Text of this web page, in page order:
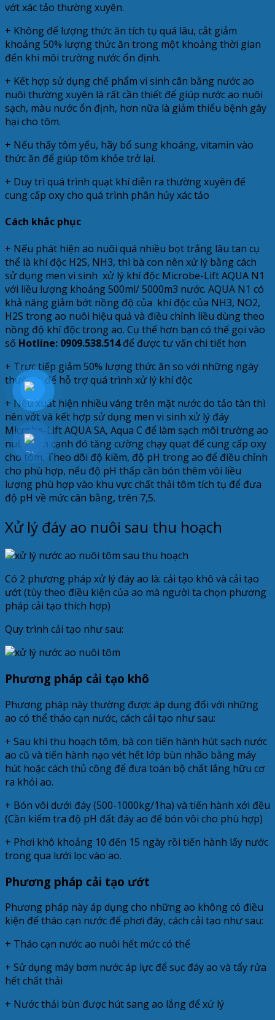
vớt xác tảo thường xuyên.
+ Không để lượng thức ăn tích tụ quá lâu, cắt giảm
khoảng 50% lượng thức ăn trong một khoảng thời gian
đến khi môi trường nước ổn định.
+ Kết hợp sử dụng chế phẩm vi sinh cân bằng nước ao
nuôi thường xuyên là rất cần thiết để giúp nước ao nuôi
sạch, màu nước ổn định, hơn nữa là giảm thiểu bệnh gây
hại cho tôm.
+ Nếu thấy tôm yếu, hãy bổ sung khoáng, vitamin vào
thức ăn để giúp tôm khỏe trở lại.
+ Duy trì quá trình quạt khí diễn ra thường xuyên để
cung cấp oxy cho quá trình phân hủy xác tảo
Cách khắc phục
+ Nếu phát hiện ao nuôi quá nhiều bọt trắng lâu tan cụ
thể là khí độc H2S, NH3, thì bà con nên xử lý bằng cách
sử dụng men vi sinh xử lý khí độc Microbe-Lift AQUA N1
với liều lượng khoảng 500ml/ 5000m3 nước. AQUA N1 có
khả năng giảm bớt nồng độ của khí độc của NH3, NO2,
H2S trong ao nuôi hiệu quả và điều chỉnh liều dùng theo
nồng độ khí độc trong ao. Cụ thể hơn bạn có thể gọi vào
số Hotline: 0909.538.514để được tư vấn chi tiết hơn
+ Trực tiếp giảm 50% lượng thức ăn so với những ngày
thường, để hỗ trợ quá trình xử lý khí độc
+ Nếu xuất hiện nhiều váng trên mặt nước do tảo tàn thì
nên vớt và kết hợp sử dụng men vi sinh xử lý đáy
Microbe-Lift AQUA SA, Aqua C để làm sạch môi trường ao
nuôi. Bên cạnh đó tăng cường chạy quạt để cung cấp oxy
cho tôm. Theo dõi độ kiềm, độ pH trong ao để điều chỉnh
cho phù hợp, nếu độ pH thấp cần bón thêm vôi liều
lượng phù hợp vào khu vực chất thải tôm tích tụ để đưa
độ pH về mức cân bằng, trên 7,5.
Xử lý đáy ao nuôi sau thu hoạch
Có 2 phương pháp xử lý đáy ao là: cải tạo khô và cải tạo
ướt (tùy theo điều kiện của ao mà người ta chọn phương
pháp cải tạo thích hợp)
Quy trình cải tạo như sau:
Phương pháp cải tạo khô
Phương pháp này thường được áp dụng đối với những
ao có thể tháo cạn nước, cách cải tạo như sau:
+ Sau khi thu hoạch tôm, bà con tiến hành hút sạch nước
ao cũ và tiến hành nạo vét hết lớp bùn nhão bằng máy
hút hoặc cách thủ công để đưa toàn bộ chất lắng hữu cơ
ra khỏi ao.
+ Bón vôi dưới đáy (500-1000kg/1ha) và tiến hành xới đều
(Cần kiểm tra độ pH đất đáy ao để bón vôi cho phù hợp)
+ Phơi khô khoảng 10 đến 15 ngày rồi tiến hành lấy nước
trong qua lưới lọc vào ao.
Phương pháp cải tạo ướt
Phương pháp này áp dụng cho những ao không có điều
kiện để tháo cạn nước để phơi đáy, cách cải tạo như sau:
+ Tháo cạn nước ao nuôi hết mức có thể
+ Sử dụng máy bơm nước áp lực để sục đáy ao và tẩy rửa
hết chất thải
+ Nước thải bùn được hút sang ao lắng để xử lý